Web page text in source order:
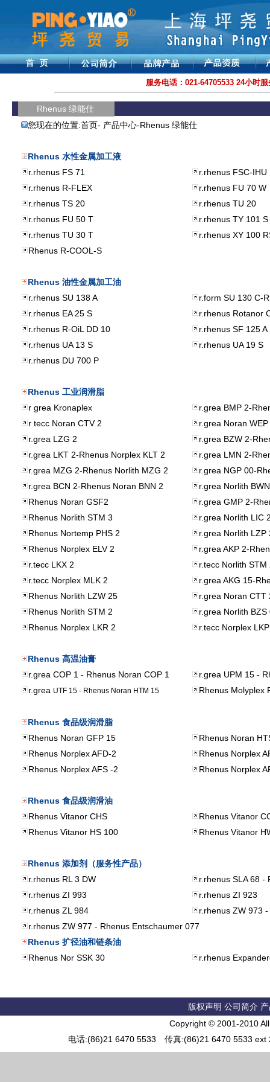
服务电话：021-64705533 24小时
Rhenus 绿能仕
您现在的位置:首页- 产品中心-Rhenus 绿能仕
Rhenus 水性金属加工液
r.rhenus FS 71
r.rhenus FSC-IHU
r.rhenus R-FLEX
r.rhenus FU 70 W
r.rhenus TS 20
r.rhenus TU 20
r.rhenus FU 50 T
r.rhenus TY 101 S
r.rhenus TU 30 T
r.rhenus XY 100
Rhenus R-COOL-S
Rhenus 油性金属加工油
r.rhenus SU 138 A
r.form SU 130 C-
r.rhenus EA 25 S
r.rhenus Rotanor
r.rhenus R-OiL DD 10
r.rhenus SF 125 A
r.rhenus UA 13 S
r.rhenus UA 19 S
r.rhenus DU 700 P
Rhenus 工业润滑脂
r grea Kronaplex
r.grea BMP 2-
r tecc Noran CTV 2
r.grea Noran
r.grea LZG 2
r.grea BZW 2-
r.grea LKT 2-Rhenus Norplex KLT 2
r.grea LMN 2-
r.grea MZG 2-Rhenus Norlith MZG 2
r.grea NGP 00-
r.grea BCN 2-Rhenus Noran BNN 2
r.grea Norlith
Rhenus Noran GSF2
r.grea GMP 2-
Rhenus Norlith STM 3
r.grea Norlith LIC
Rhenus Nortemp PHS 2
r.grea Norlith LZP
Rhenus Norplex ELV 2
r.grea AKP 2-
r.tecc LKX 2
r.tecc Norlith STM
r.tecc Norplex MLK 2
r.grea AKG 15-
Rhenus Norlith LZW 25
r.grea Noran CTT
Rhenus Norlith STM 2
r.grea Norlith
Rhenus Norplex LKR 2
r.tecc Norplex
Rhenus 高温油膏
r.grea COP 1 - Rhenus Noran COP 1
r.grea UPM 15 -
r.grea UTF 15 - Rhenus Noran HTM 15 Rhenus Molyplex
Rhenus 食品级润滑脂
Rhenus Noran GFP 15
Rhenus Noran
Rhenus Norplex AFD-2
Rhenus Norplex
Rhenus Norplex AFS -2
Rhenus Norplex
Rhenus 食品级润滑油
Rhenus Vitanor CHS
Rhenus Vitanor
Rhenus Vitanor HS 100
Rhenus Vitanor
Rhenus 添加剂（服务性产品）
r.rhenus RL 3 DW
r.rhenus SLA 68 -
r.rhenus ZI 993
r.rhenus ZI 923
r.rhenus ZL 984
r.rhenus ZW 973
r.rhenus ZW 977 - Rhenus Entschaumer 077
Rhenus 扩径油和链条油
Rhenus Nor SSK 30
r.rhenus
版权声明 公司简介
Copyright © 2001-2010
电话:(86)21 6470 5533 传真:(86)21 6470 5533 ext